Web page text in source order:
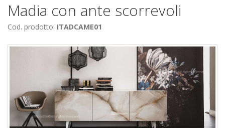
Madia con ante scorrevoli
Cod. prodotto: ITADCAME01